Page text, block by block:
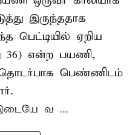
இருந்ததாக
பெட்டியில் ஏறிய
36) என்ற பயணி,
பெண்ணிடம்
வ ...